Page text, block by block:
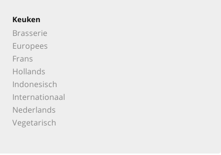
Keuken
Brasserie
Europees
Frans
Hollands
Indonesisch
Internationaal
Nederlands
Vegetarisch